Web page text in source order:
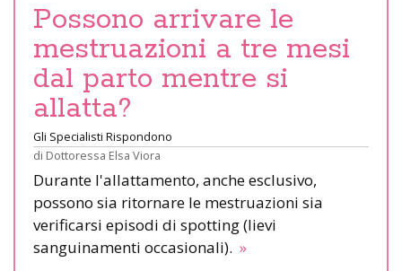
Possono arrivare le
mestruazioni a tre mesi
dal parto mentre si
allatta?
Gli Specialisti Rispondono
di Dottoressa Elsa Viora
Durante l'allattamento, anche esclusivo,
possono sia ritornare le mestruazioni sia
verificarsi episodi di spotting (lievi
sanguinamenti occasionali). »